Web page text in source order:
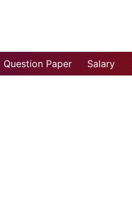
Question Paper Salary